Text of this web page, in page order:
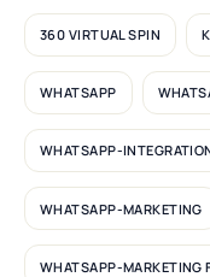
360 VIRTUAL SPIN
WHATSAPP
WHATSAPP-
WHATSAPP-MARKETING
WHATSAPP-MARKETING